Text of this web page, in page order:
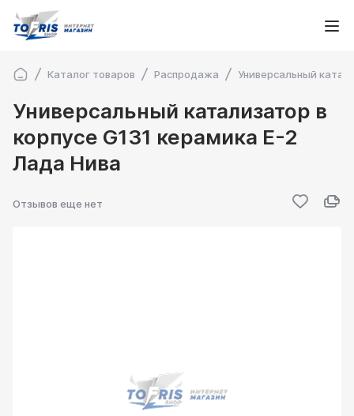
Каталог товаров Распродажа Универсальный
Универсальный катализатор в
корпусе G131 керамика Е-2
Лада Нива
Отзывов еще нет